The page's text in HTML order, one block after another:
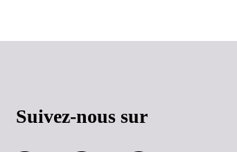
Suivez-nous sur